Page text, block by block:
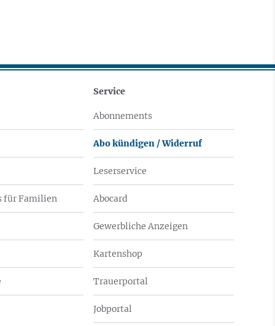
für Familien
Service
Abonnements
Abo kündigen / Widerruf
Leserservice
Abocard
Gewerbliche Anzeigen
Kartenshop
Trauerportal
Jobportal